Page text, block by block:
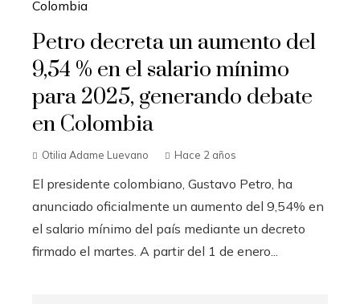
Petro decreta un aumento del
9,54 % en el salario mínimo
para 2025, generando debate
en Colombia
Otilia Adame Luevano Hace 2 años
El presidente colombiano, Gustavo Petro, ha
anunciado oficialmente un aumento del 9,54% en
el salario mínimo del país mediante un decreto
firmado el martes. A partir del 1 de enero...